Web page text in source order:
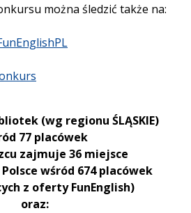
można śledzić także na:
(wg regionu ŚLĄSKIE)
77 placówek
zajmuje 36 miejsce
wśród 674 placówek
z oferty FunEnglish)
oraz: